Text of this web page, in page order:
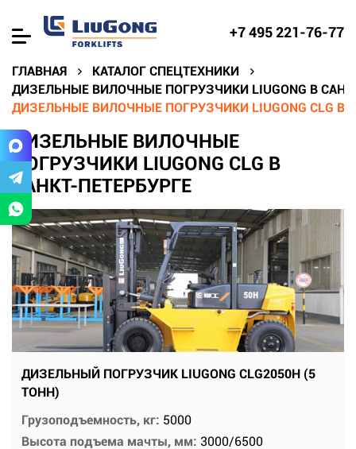
+7 495 221-76-77
ГЛАВНАЯ
КАТАЛОГ СПЕЦТЕХНИКИ
ДИЗЕЛЬНЫЕ ВИЛОЧНЫЕ ПОГРУЗЧИКИ LIUGONG В
ДИЗЕЛЬНЫЕ ВИЛОЧНЫЕ ПОГРУЗЧИКИ LIUGONG CLG В
ДИЗЕЛЬНЫЕ ВИЛОЧНЫЕ
ПОГРУЗЧИКИ LIUGONG CLG В
САНКТ-ПЕТЕРБУРГЕ
ДИЗЕЛЬНЫЙ ПОГРУЗЧИК LIUGONG CLG2050H (5
ТОНН)
Грузоподъемность, кг: 5000
Высота подъема мачты, мм: 3000/6500